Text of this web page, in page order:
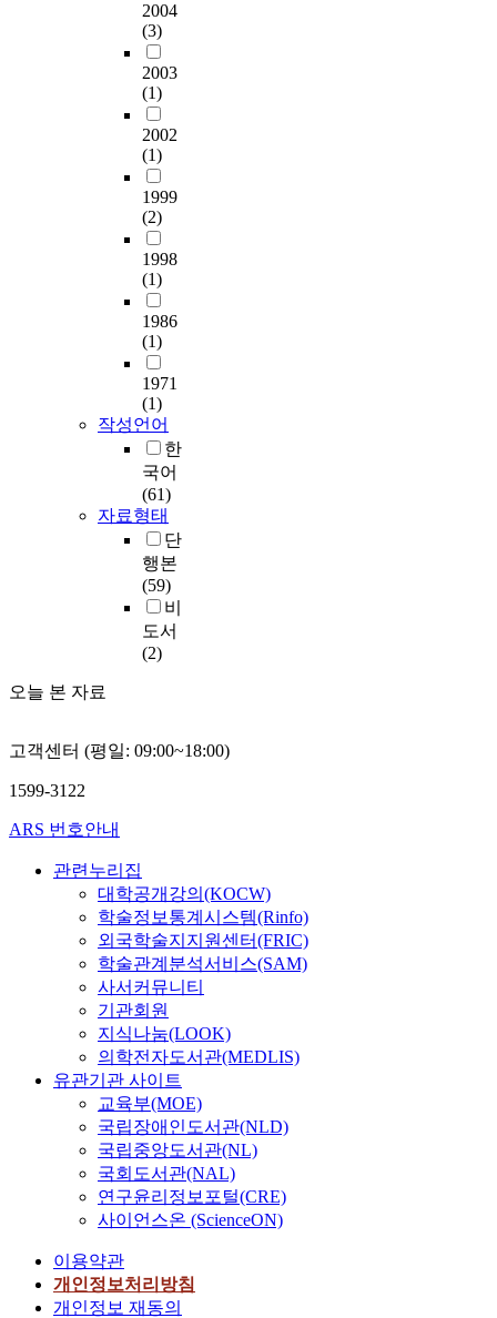
2004
(3)
2003
(1)
2002
(1)
1999
(2)
1998
(1)
1986
(1)
1971
(1)
작성언어
한
국어
(61)
자료형태
단
행본
(59)
비
도서
(2)
오늘 본 자료
고객센터 (평일: 09:00~18:00)
1599-3122
ARS 번호안내
관련누리집
대학공개강의(KOCW)
학술정보통계시스템(Rinfo)
외국학술지지원센터(FRIC)
학술관계분석서비스(SAM)
사서커뮤니티
기관회원
지식나눔(LOOK)
의학전자도서관(MEDLIS)
유관기관 사이트
교육부(MOE)
국립장애인도서관(NLD)
국립중앙도서관(NL)
국회도서관(NAL)
연구윤리정보포털(CRE)
사이언스온 (ScienceON)
이용약관
개인정보처리방침
개인정보 재동의